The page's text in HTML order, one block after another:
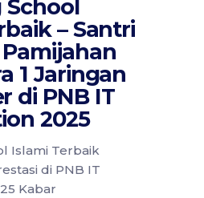
School
– Santri
1 Jaringan
di PNB IT
2025
Islami Terbaik
di PNB IT
Kabar